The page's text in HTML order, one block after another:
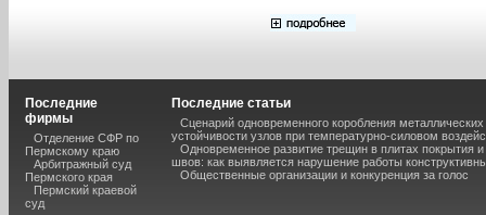
Последние
фирмы
Отделение СФР по
Пермскому краю
Арбитражный суд
Пермского края
Пермский краевой
суд
Последние статьи
Сценарий одновременного коробления
устойчивости узлов при температурно-силовом
Одновременное развитие трещин в плитах покрытия
швов: как выявляется нарушение работы
Общественные организации и конкуренция за голос